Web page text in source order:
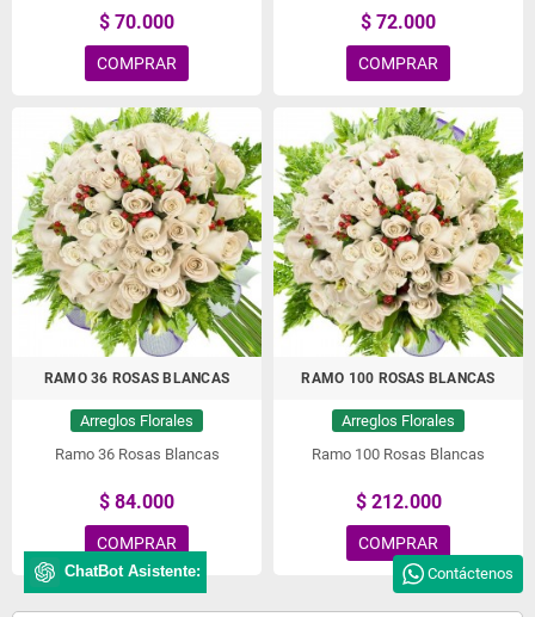
$ 70.000
COMPRAR
$ 72.000
COMPRAR
RAMO 36 ROSAS BLANCAS
Arreglos Florales
Ramo 36 Rosas Blancas
$ 84.000
COMPRAR
RAMO 100 ROSAS BLANCAS
Arreglos Florales
Ramo 100 Rosas Blancas
$ 212.000
COMPRAR
ChatBot Asistente: Contáctenos